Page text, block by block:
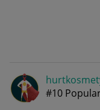
#10